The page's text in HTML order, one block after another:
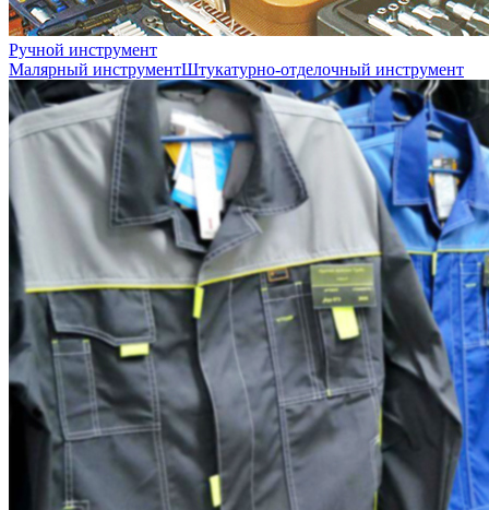
Ручной инструмент
Малярный инструментШтукатурно-отделочный инструмент